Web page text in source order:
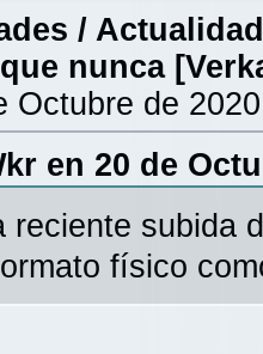
/ Actualidad
nunca
Octubre de
en 20 de
reciente subida
físico